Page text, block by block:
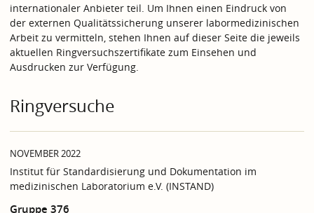
internationaler Anbieter teil. Um Ihnen einen Eindruck von
der externen Qualitätssicherung unserer labormedizinischen
Arbeit zu vermitteln, stehen Ihnen auf dieser Seite die jeweils
aktuellen Ringversuchszertifikate zum Einsehen und
Ausdrucken zur Verfügung.
Ringversuche
NOVEMBER 2022
Institut für Standardisierung und Dokumentation im
medizinischen Laboratorium e.V. (INSTAND)
Gruppe 376